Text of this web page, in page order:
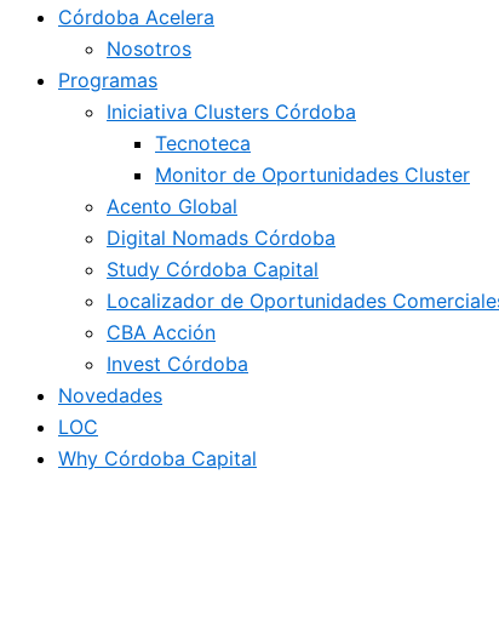
Córdoba Acelera
Nosotros
Programas
Iniciativa Clusters Córdoba
Tecnoteca
Monitor de Oportunidades Cluster
Acento Global
Digital Nomads Córdoba
Study Córdoba Capital
Localizador de Oportunidades
CBA Acción
Invest Córdoba
Novedades
LOC
Why Córdoba Capital